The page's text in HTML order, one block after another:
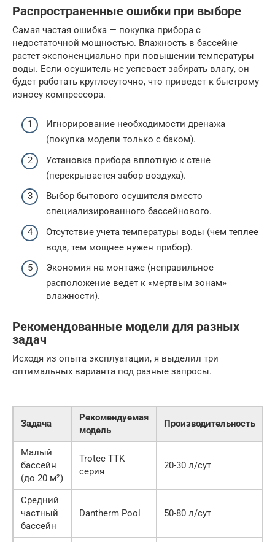
Распространенные ошибки при выборе
Самая частая ошибка — покупка прибора с
недостаточной мощностью. Влажность в бассейне
растет экспоненциально при повышении температуры
воды. Если осушитель не успевает забирать влагу, он
будет работать круглосуточно, что приведет к быстрому
износу компрессора.
Игнорирование необходимости дренажа
(покупка модели только с баком).
Установка прибора вплотную к стене
(перекрывается забор воздуха).
Выбор бытового осушителя вместо
специализированного бассейнового.
Отсутствие учета температуры воды (чем теплее
вода, тем мощнее нужен прибор).
Экономия на монтаже (неправильное
расположение ведет к «мертвым зонам»
влажности).
Рекомендованные модели для разных
задач
Исходя из опыта эксплуатации, я выделил три
оптимальных варианта под разные запросы.
Задача
Рекомендуемая
модель
Производительность
Малый
бассейн
(до 20 м²)
Trotec TTK
серия
20-30 л/сут
Средний
частный
бассейн
Dantherm Pool 50-80 л/сут